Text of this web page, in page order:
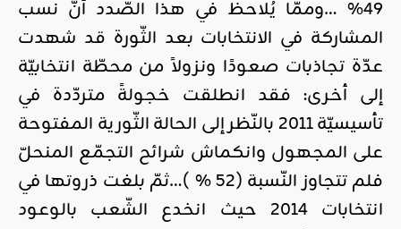
49% …وممّا يُلاحظ في هذا الصّدد أنّ نسب
المشاركة في الانتخابات بعد الثّورة قد شهدت
عدّة تجاذبات صعودًا ونزولاً من محطّة انتخابيّة
إلى أخرى: فقد انطلقت خجولةً متردّدة في
تأسيسيّة 2011 بالنّظر إلى الحالة الثّورية المفتوحة
على المجهول وانكماش شرائح التجمّع المنحلّ
فلم تتجاوز النّسبة (52 % )…ثمّ بلغت ذروتها في
انتخابات 2014 حيث انخدع الشّعب بالوعود